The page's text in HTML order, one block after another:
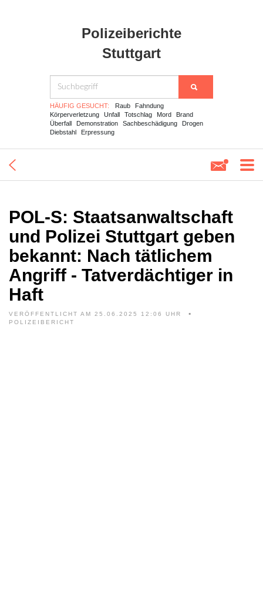
Polizeiberichte
Stuttgart
HÄUFIG GESUCHT: Raub
Fahndung
Körperverletzung
Unfall Totschlag Mord
Brand
Überfall
Demonstration Sachbeschädigung
Drogen
Diebstahl
Erpressung
POL-S: Staatsanwaltschaft
und Polizei Stuttgart geben
bekannt: Nach tätlichem
Angriff - Tatverdächtiger in
Haft
VERÖFFENTLICHT AM 25.06.2025 12:06 UHR
POLIZEIBERICHT